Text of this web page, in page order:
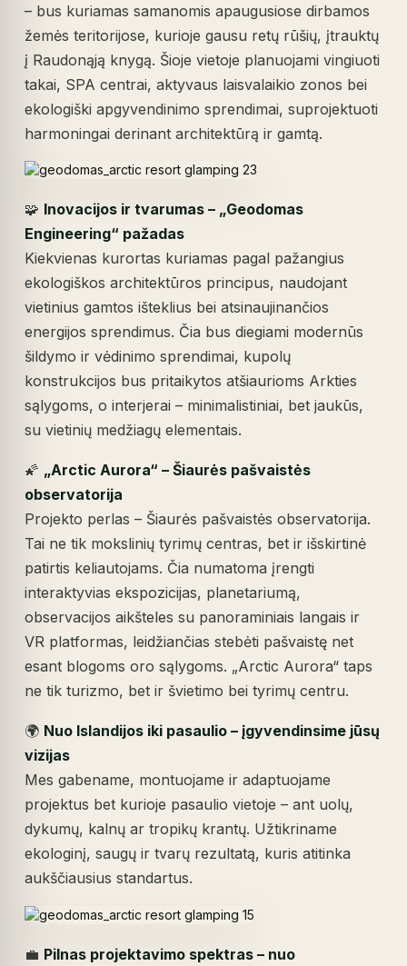
– bus kuriamas samanomis apaugusiose dirbamos
žemės teritorijose, kurioje gausu retų rūšių, įtrauktų
į Raudonąją knygą. Šioje vietoje planuojami vingiuoti
takai, SPA centrai, aktyvaus laisvalaikio zonos bei
ekologiški apgyvendinimo sprendimai, suprojektuoti
harmoningai derinant architektūrą ir gamtą.
🧩 Inovacijos ir tvarumas – „Geodomas
Engineering“ pažadas
Kiekvienas kurortas kuriamas pagal pažangius
ekologiškos architektūros principus, naudojant
vietinius gamtos išteklius bei atsinaujinančios
energijos sprendimus. Čia bus diegiami modernūs
šildymo ir vėdinimo sprendimai, kupolų
konstrukcijos bus pritaikytos atšiaurioms Arkties
sąlygoms, o interjerai – minimalistiniai, bet jaukūs,
su vietinių medžiagų elementais.
🌠 „Arctic Aurora“ – Šiaurės pašvaistės
observatorija
Projekto perlas – Šiaurės pašvaistės observatorija.
Tai ne tik mokslinių tyrimų centras, bet ir išskirtinė
patirtis keliautojams. Čia numatoma įrengti
interaktyvias ekspozicijas, planetariumą,
observacijos aikšteles su panoraminiais langais ir
VR platformas, leidžiančias stebėti pašvaistę net
esant blogoms oro sąlygoms. „Arctic Aurora“ taps
ne tik turizmo, bet ir švietimo bei tyrimų centru.
🌍 Nuo Islandijos iki pasaulio – įgyvendinsime jūsų
vizijas
Mes gabename, montuojame ir adaptuojame
projektus bet kurioje pasaulio vietoje – ant uolų,
dykumų, kalnų ar tropikų krantų. Užtikriname
ekologinį, saugų ir tvarų rezultatą, kuris atitinka
aukščiausius standartus.
💼 Pilnas projektavimo spektras – nuo